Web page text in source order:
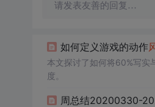
请发表友善的回复…
如何定义游戏的动作
本文探讨了如何将60%写实
度。
周总结20200330-